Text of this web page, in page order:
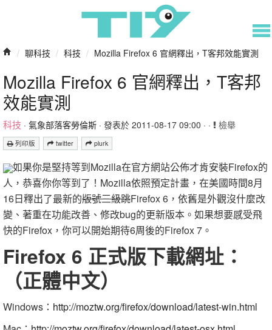
/ 聊科技 / 科技 / Mozilla Firefox 6 官網釋出，T客邦效能實測
Mozilla Firefox 6 官網釋出，T客邦
效能實測
科技 · 氣象部落客勞倫斯 · 發表於 2011-08-17 09:00 · · 檢舉
列印版 twitter plurk
如果你是堅持等到Mozilla在官方網站公佈才肯安裝Firefox的
人，恭喜你你等到了！Mozilla依照預定計畫，在美國時間8月
16日釋出了最新的版號三級跳Firefox 6，依舊是外觀沒什麼改
變、著重在功能改善、修改bug的更新版本。如果想要感受飛
快的Firefox，你可以開始期待6周後的Firefox 7。
Firefox 6 正式版下載網址：
（正體中文）
Windows： http://moztw.org/firefox/download/latest-win.html